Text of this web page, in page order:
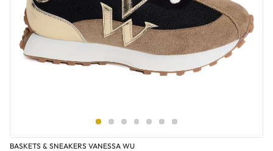
BASKETS & SNEAKERS VANESSA WU